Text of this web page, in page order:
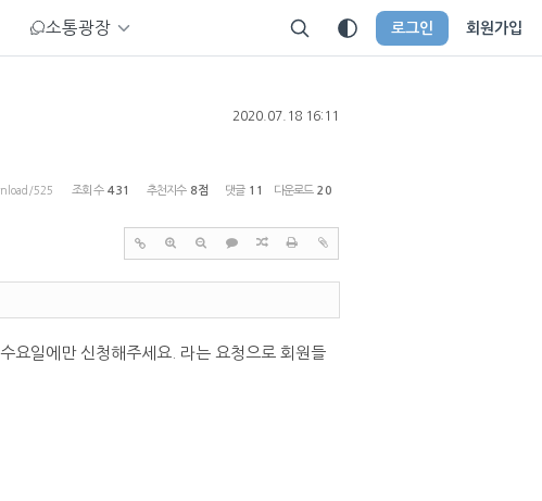
소통광장 로그인 회원가입
2020.07.18 16:11
525 조회 수 431 추천지수 8점 댓글 11 다운로드 20
요일에만 신청해주세요. 라는 요청으로 회원들